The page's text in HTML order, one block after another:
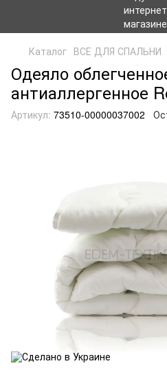
Каталог ВСЕ ДЛЯ СПАЛЬНИ
Одеяло
антиаллергенное
Артикул: 73510-00000037002